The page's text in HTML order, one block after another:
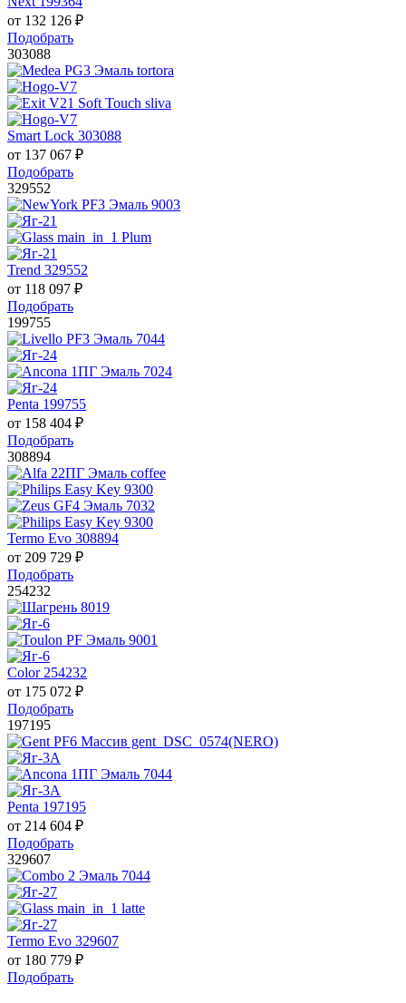
от 132 126 ₽
Подобрать
303088
Smart Lock 303088
от 137 067 ₽
Подобрать
329552
Trend 329552
от 118 097 ₽
Подобрать
199755
Penta 199755
от 158 404 ₽
Подобрать
308894
Termo Evo 308894
от 209 729 ₽
Подобрать
254232
Color 254232
от 175 072 ₽
Подобрать
197195
Penta 197195
от 214 604 ₽
Подобрать
329607
Termo Evo 329607
от 180 779 ₽
Подобрать